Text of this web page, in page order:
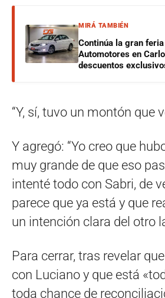
MIRÁ TAMBIÉN
Continúa la gran
Automotores en
descuentos
“Y, sí, tuvo un montón que
Y agregó: “Yo creo que
muy grande de que eso
intenté todo con Sabri, de
parece que ya está y que
un intención clara del otro
Para cerrar, tras revelar
con Luciano y que está
toda chance de